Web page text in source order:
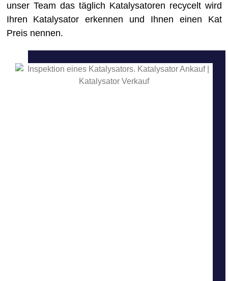
unser Team das täglich Katalysatoren recycelt wird
Ihren Katalysator erkennen und Ihnen einen Kat
Preis nennen.